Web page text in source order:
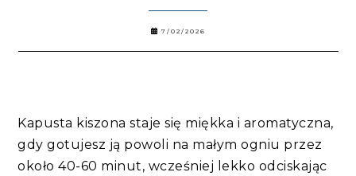
7/02/2026
Kapusta kiszona staje się miękka i aromatyczna,
gdy gotujesz ją powoli na małym ogniu przez
około 40-60 minut, wcześniej lekko odciskając